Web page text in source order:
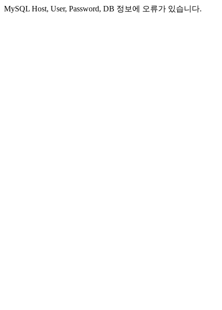
MySQL Host, User, Password, DB 정보에 오류가 있습니다.